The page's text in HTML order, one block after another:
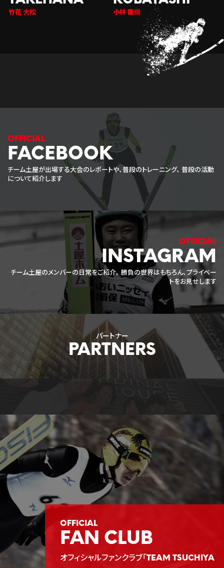
竹花 大松 小林 龍尚
FACEBOOK
チーム土屋が出場する大会のレポートや、普段のトレーニング、 普段の活動
について紹介します
INSTAGRAM
チーム土屋のメンバーの日常をご紹介。 勝負の世界はもちろん、プライベー
トをお見せします
パートナー
FAN CLUB
オフィシャルファンクラブ「TEAM TSUCHIYA